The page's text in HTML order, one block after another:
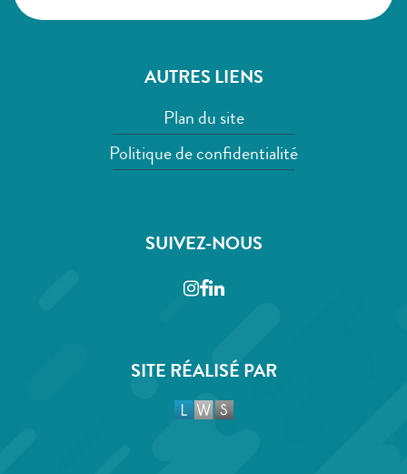
AUTRES LIENS
Plan du site
Politique de confidentialité
SUIVEZ-NOUS
Instagram
Facebook
LinkedIn
SITE RÉALISÉ PAR